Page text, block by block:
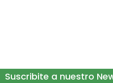
Suscribite a nuestro